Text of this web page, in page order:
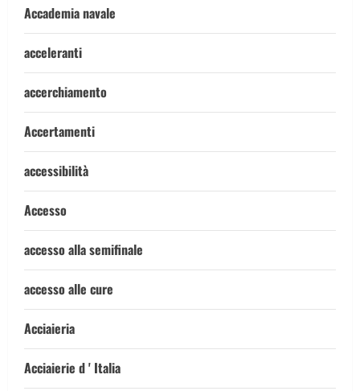
Accademia navale
acceleranti
accerchiamento
Accertamenti
accessibilità
Accesso
accesso alla semifinale
accesso alle cure
Acciaieria
Acciaierie d ' Italia